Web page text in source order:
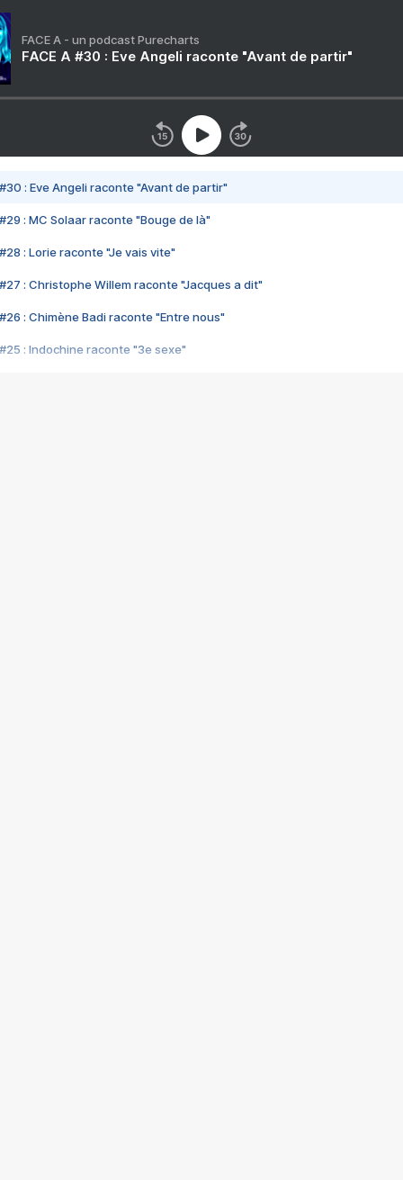
FACE A - un podcast Purecharts
FACE A #30 : Eve Angeli raconte "Avant de partir"
#30 : Eve Angeli raconte "Avant de partir"
#29 : MC Solaar raconte "Bouge de là"
#28 : Lorie raconte "Je vais vite"
#27 : Christophe Willem raconte "Jacques a dit"
#26 : Chimène Badi raconte "Entre nous"
#25 : Indochine raconte "3e sexe"